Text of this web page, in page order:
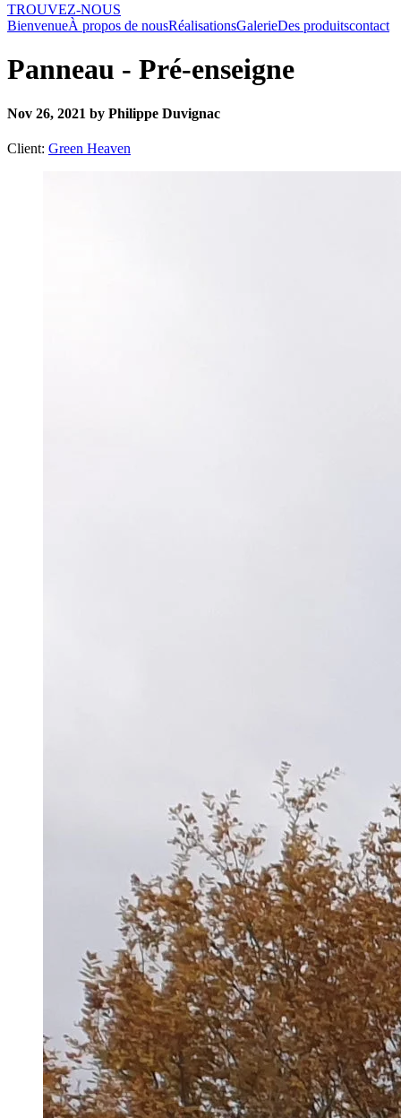
TROUVEZ-NOUS
BienvenueÀ propos de nousRéalisationsGalerieDes produitscontact
Panneau - Pré-enseigne
Nov 26, 2021 by Philippe Duvignac
Client: Green Heaven